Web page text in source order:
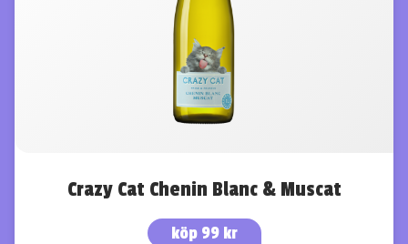
Crazy Cat Chenin Blanc & Muscat
köp 99 kr